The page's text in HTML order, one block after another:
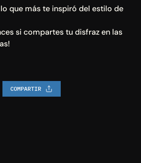
que más te inspiró del estilo de
si compartes tu disfraz en las
COMPARTIR